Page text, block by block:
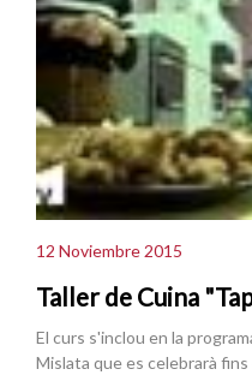
12 Noviembre 2015
Taller de Cuina
El curs s'inclou en la
Mislata que es celebrarà